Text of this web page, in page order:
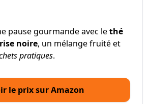
pause gourmande avec lethé
noire, un mélange fruité et
pratiques.
le prix sur Amazon